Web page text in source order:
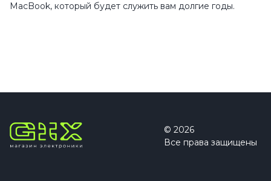
MacBook, который будет служить вам долгие годы.
© 2026
Все права защищены